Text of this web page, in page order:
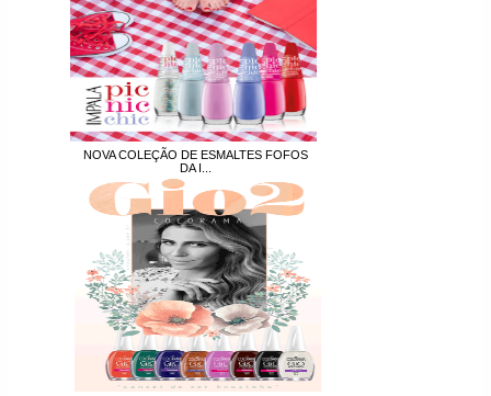
NOVA COLEÇÃO DE ESMALTES FOFOS
DA I...